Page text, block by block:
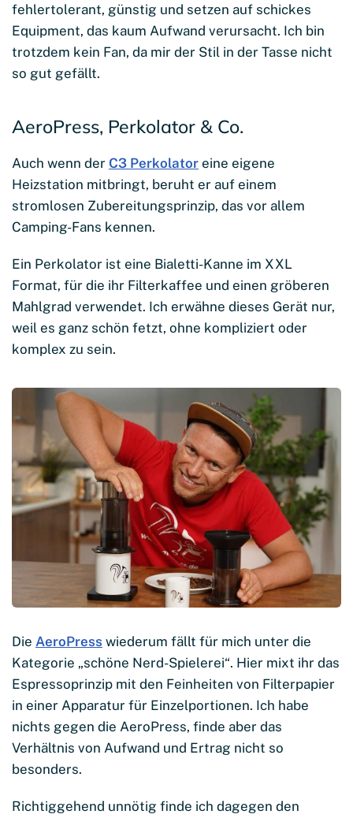
fehlertolerant, günstig und setzen auf schickes
Equipment, das kaum Aufwand verursacht. Ich bin
trotzdem kein Fan, da mir der Stil in der Tasse nicht
so gut gefällt.
AeroPress, Perkolator & Co.
Auch wenn der C3 Perkolator eine eigene
Heizstation mitbringt, beruht er auf einem
stromlosen Zubereitungsprinzip, das vor allem
Camping-Fans kennen.
Ein Perkolator ist eine Bialetti-Kanne im XXL
Format, für die ihr Filterkaffee und einen gröberen
Mahlgrad verwendet. Ich erwähne dieses Gerät nur,
weil es ganz schön fetzt, ohne kompliziert oder
komplex zu sein.
Die AeroPress wiederum fällt für mich unter die
Kategorie „schöne Nerd-Spielerei“. Hier mixt ihr das
Espressoprinzip mit den Feinheiten von Filterpapier
in einer Apparatur für Einzelportionen. Ich habe
nichts gegen die AeroPress, finde aber das
Verhältnis von Aufwand und Ertrag nicht so
besonders.
Richtiggehend unnötig finde ich dagegen den